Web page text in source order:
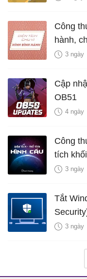
Công
hành,
3 ngày
Cập
OB51
4 ngày
Công
tích
3 ngày
Tắt
3 ngày